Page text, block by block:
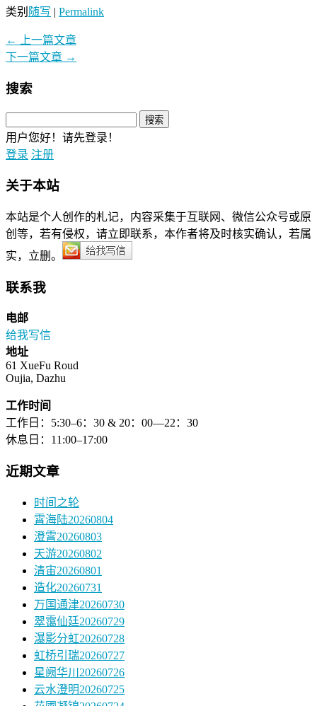
类别 随写 | Permalink
←
上一篇文章
下一篇文章 →
搜索
用户您好！请先登录！
登录 注册
关于本站
本站是个人创作的札记，内容采集于互联网、微信公众号或原
创等，若有侵权，请立即联系，本作者将及时核实确认，若属
实，立删。
联系我
电邮
给我写信
地址
61 XueFu Roud
Oujia, Dazhu
工作时间
工作日：5:30–6：30 & 20：00—22：30
休息日：11:00–17:00
近期文章
时间之轮
霄海陆20260804
澄霄20260803
天游20260802
清宙20260801
造化20260731
万国通津20260730
翠霭仙廷20260729
瀑影分虹20260728
虹桥引瑞20260727
星阙华川20260726
云水澄明20260725